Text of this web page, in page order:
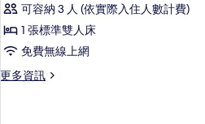
雙
人
房
(East
可容納 3 人 (依實際入住人數計費)
1 張標準雙人床
免費無線上網
更多資訊
更